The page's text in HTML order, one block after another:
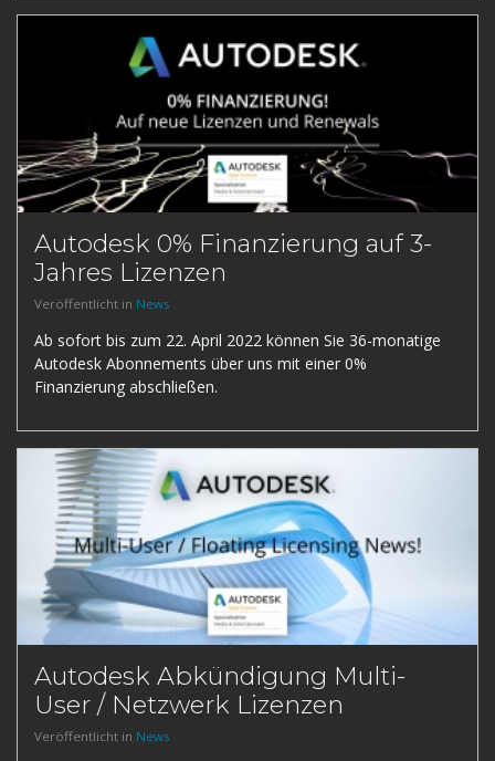
Autodesk 0% Finanzierung auf 3-
Jahres Lizenzen
Veröffentlicht in News
Ab sofort bis zum 22. April 2022 können Sie 36-monatige
Autodesk Abonnements über uns mit einer 0%
Finanzierung abschließen.
Autodesk Abkündigung Multi-
User / Netzwerk Lizenzen
Veröffentlicht in News